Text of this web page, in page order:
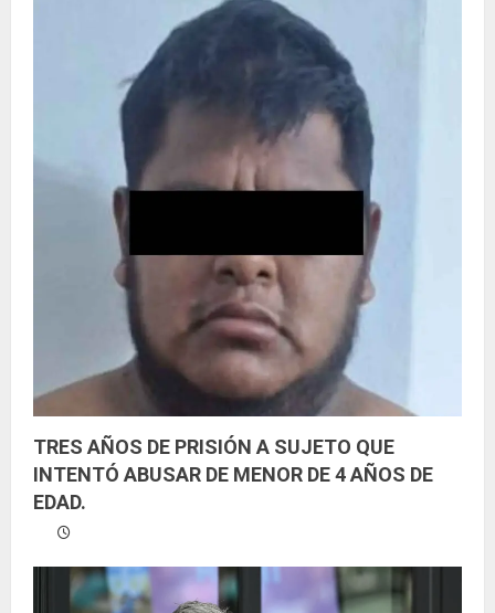
TRES AÑOS DE PRISIÓN A SUJETO QUE
INTENTÓ ABUSAR DE MENOR DE 4 AÑOS DE
EDAD.